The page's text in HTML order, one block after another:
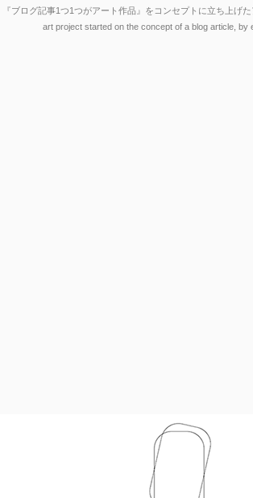
『ブログ記事1つ1つがアート作品』をコンセプトに立ち上げ
art project started on the concept of a blog article, by